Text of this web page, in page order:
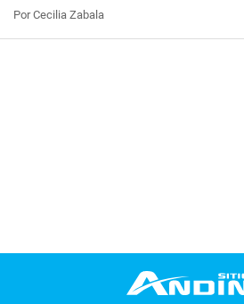
Por Cecilia Zabala